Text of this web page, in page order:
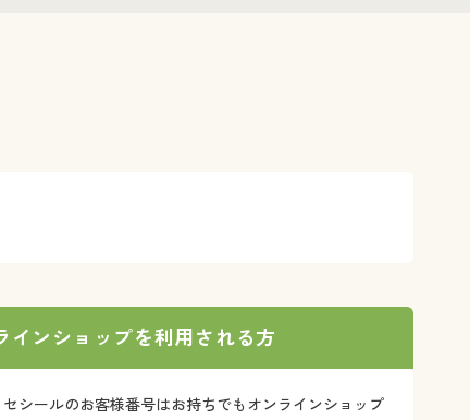
インショップを利用される方
シールのお客様番号はお持ちでもオンラインショップ